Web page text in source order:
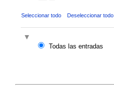
Seleccionar todo Deseleccionar todo
Todas las entradas